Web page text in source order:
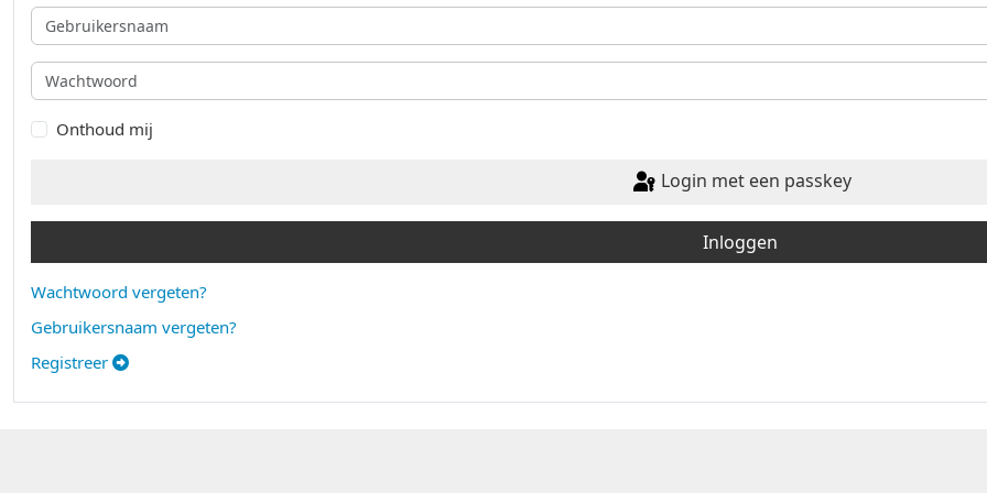
Gebruikersnaam
Wachtwoord
Onthoud mij
Login met een passkey
Inloggen
Wachtwoord vergeten?
Gebruikersnaam vergeten?
Registreer